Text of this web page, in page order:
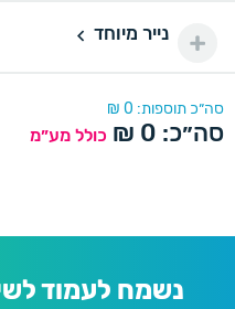
נייר מיוחדנייר מיוחד
סה״כ תוספות: 0
₪
סה״כ: 0
₪ כולל מע״מ
נשמח לעמוד